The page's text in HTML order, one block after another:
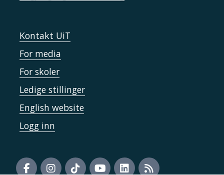
Kontakt UiT
For media
For skoler
Ledige stillinger
English website
Logg inn